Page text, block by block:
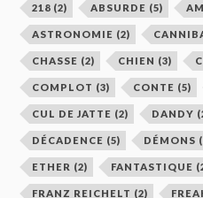
218 (2) ABSURDE (5)
ASTRONOMIE (2)
CHASSE (2) CHIEN (3)
COMPLOT (3) CONTE (5)
CUL DE JATTE (2) DANDY
DÉCADENCE (5) DÉMONS
ETHER (2) FANTASTIQUE
FRANZ REICHELT (2)